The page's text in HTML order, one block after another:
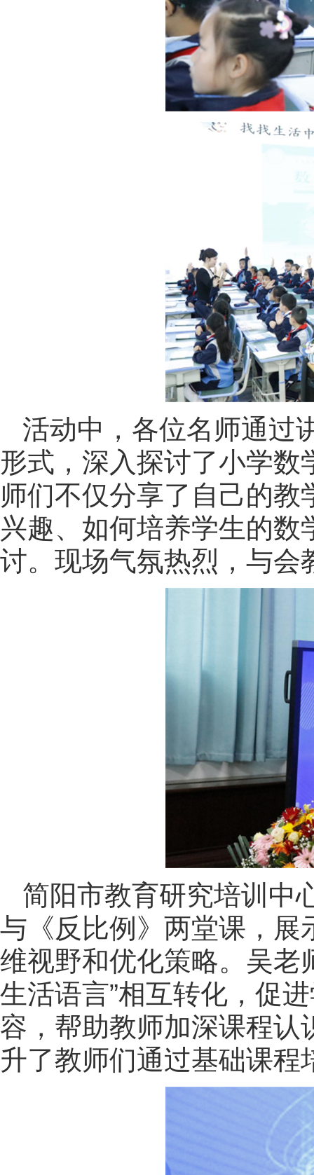
活动中，各位名师通过
形式，深入探讨了小学
师们不仅分享了自己的
兴趣、如何培养学生的
讨。现场气氛热烈，与会
简阳市教育研究培训中
与《反比例》两堂课，展
维视野和优化策略。吴老
生活语言”相互转化，促
容，帮助教师加深课程认
升了教师们通过基础课程